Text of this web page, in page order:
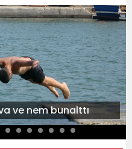
ve nem bunalttı